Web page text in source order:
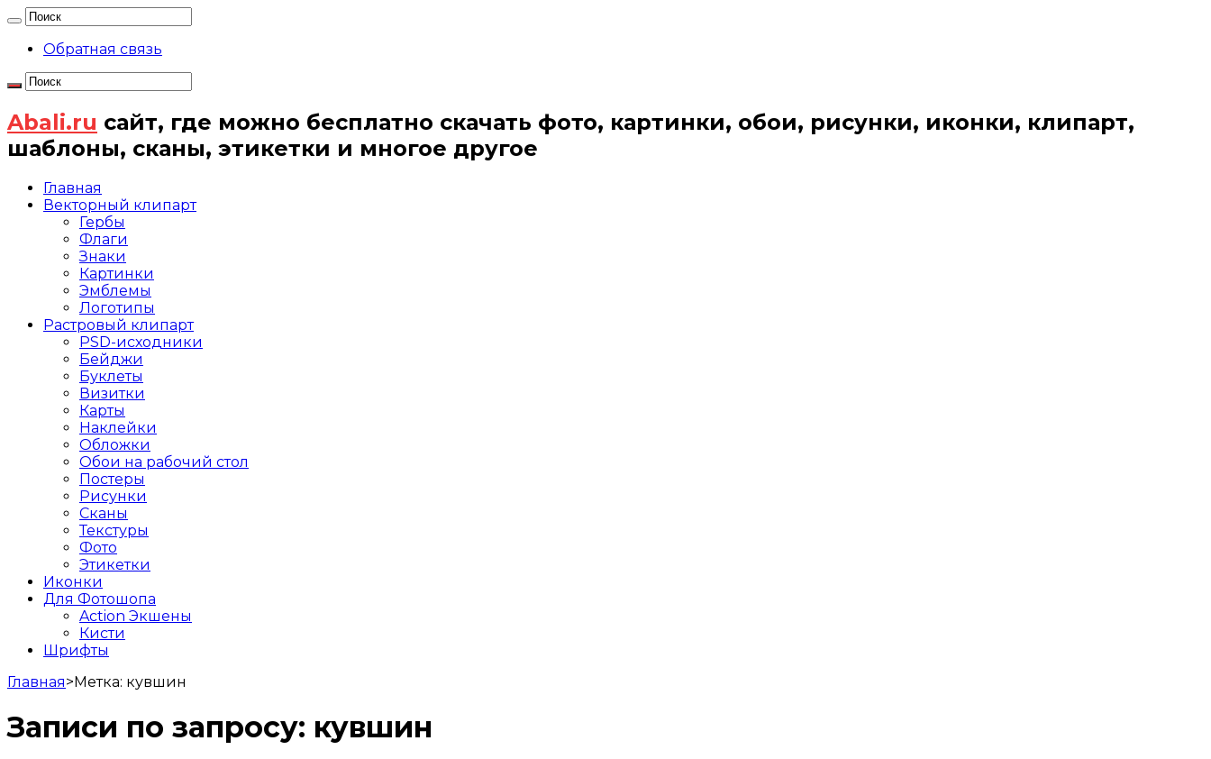
Обратная связь
Abali.ru сайт, где можно бесплатно скачать фото, картинки, обои, рисунки, иконки, клипарт,
шаблоны, сканы, этикетки и многое другое
Главная
Векторный клипарт
Гербы
Флаги
Знаки
Картинки
Эмблемы
Логотипы
Растровый клипарт
PSD-исходники
Бейджи
Буклеты
Визитки
Карты
Наклейки
Обложки
Обои на рабочий стол
Постеры
Рисунки
Сканы
Текстуры
Фото
Этикетки
Иконки
Для Фотошопа
Action Экшены
Кисти
Шрифты
Главная>Метка: кувшин
Записи по запросу: кувшин